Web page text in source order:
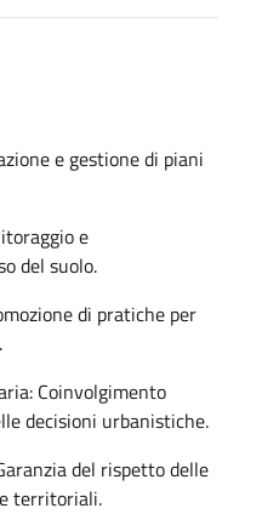
e gestione di piani
e
del suolo.
di pratiche per
Coinvolgimento
decisioni urbanistiche.
del rispetto delle
territoriali.